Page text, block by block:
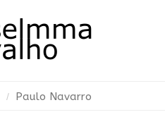
Paulo Navarro